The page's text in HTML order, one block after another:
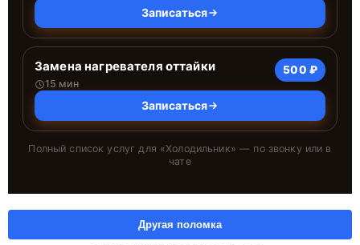
Записаться
Замена нагревателя оттайки
15 мин
500 ₽
Записаться
Полный список услуг для «Холодильник» — по звонку или в
чате
Другая поломка